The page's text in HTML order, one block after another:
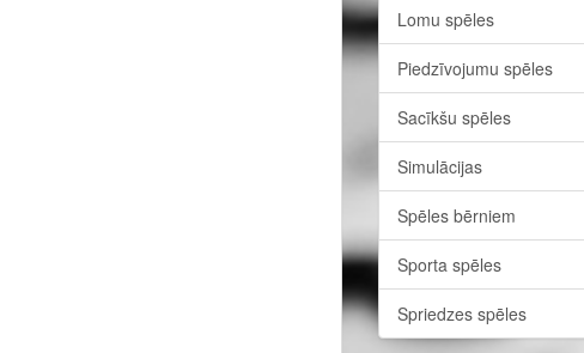
Lomu spēles
Piedzīvojumu spēles
Sacīkšu spēles
Simulācijas
Spēles bērniem
Sporta spēles
Spriedzes spēles